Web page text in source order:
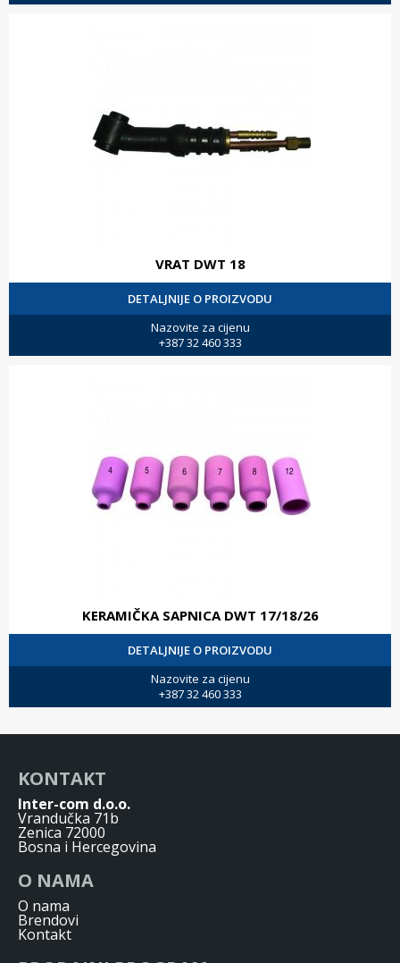
VRAT DWT 18
DETALJNIJE O PROIZVODU
Nazovite za cijenu
+387 32 460 333
KERAMIČKA SAPNICA DWT 17/18/26
DETALJNIJE O PROIZVODU
Nazovite za cijenu
+387 32 460 333
KONTAKT
Inter-com d.o.o.
Vrandučka 71b
Zenica 72000
Bosna i Hercegovina
O NAMA
O nama
Brendovi
Kontakt